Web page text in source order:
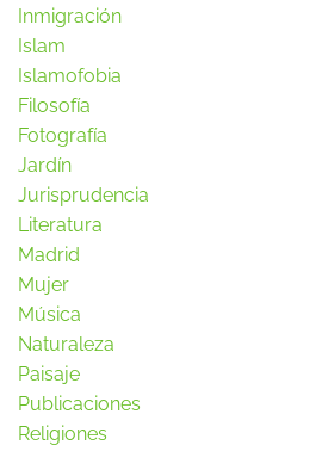
Inmigración
Islam
Islamofobia
Filosofía
Fotografía
Jardín
Jurisprudencia
Literatura
Madrid
Mujer
Música
Naturaleza
Paisaje
Publicaciones
Religiones